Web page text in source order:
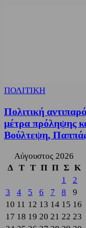
ΠΟΛΙΤΙΚΗ
Πολιτική
μέτρα πρόληψης
Βούλτεψη,
Αύγουστος 2026
Δ
Τ Τ Π Π Σ Κ
1
2
3
4 5 6 7 8
9
10 11 12 13 14 15 16
17 18 19 20 21 22 23